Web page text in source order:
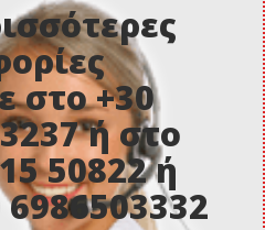
στο +30
ή στο
50822 ή